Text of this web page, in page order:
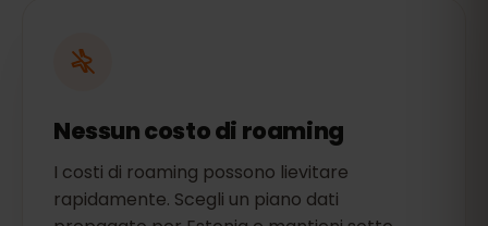
Nessun costo di roaming
I costi di roaming possono lievitare
rapidamente. Scegli un piano dati